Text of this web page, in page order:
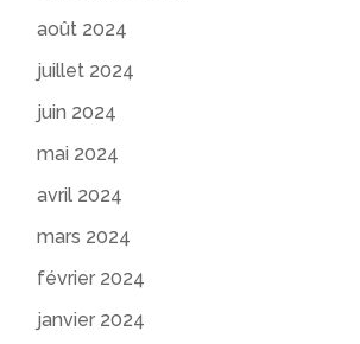
août 2024
juillet 2024
juin 2024
mai 2024
avril 2024
mars 2024
février 2024
janvier 2024